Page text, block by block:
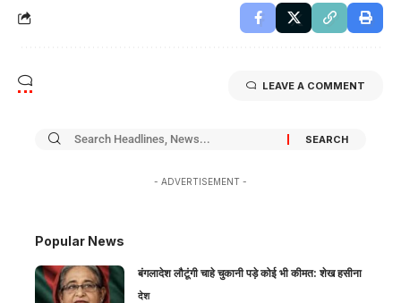
LEAVE A COMMENT
- ADVERTISEMENT -
Popular News
बंगलादेश लौटूंगी चाहे चुकानी पड़े कोई भी कीमत: शेख हसीना
देश